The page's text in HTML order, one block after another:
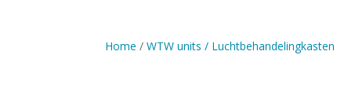
Home /WTW units / Luchtbehandelingkasten